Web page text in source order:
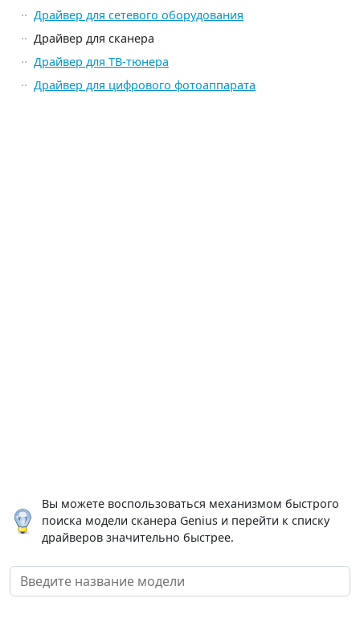
Драйвер для сетевого оборудования
Драйвер для сканера
Драйвер для ТВ-тюнера
Драйвер для цифрового фотоаппарата
Вы можете воспользоваться механизмом быстрого
поиска модели сканера Genius и перейти к списку
драйверов значительно быстрее.